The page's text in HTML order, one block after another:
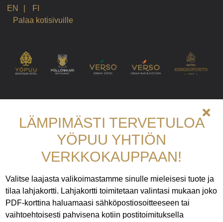
Ostoskoriin lisätty: {0}, Nykyinen määrä: {1}
Ostoskori tyhjennetty
Ponnahdusikkuna avattu: Käyttöehdot.
Ponnahdusikkuna avattu: Tietosuojakäytännöt.
Muokkaa lahjakorttia, Ladataan
Muokkaa lahjakorttia, Suljetaan
EN
FI
Palaa kotisivuille
LÄMPIMÄSTI TERVETULOA
YÖPUU YHTIÖN
VERKKOKAUPPAAN!
Valitse laajasta valikoimastamme sinulle mieleisesi tuote ja
tilaa lahjakortti. Lahjakortti toimitetaan valintasi mukaan joko
PDF-korttina haluamaasi sähköpostiosoitteeseen tai
vaihtoehtoisesti pahvisena kotiin postitoimituksella